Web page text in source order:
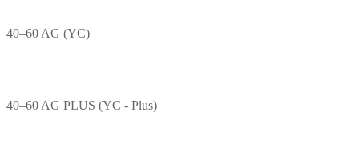
40–60 AG (YC)
40–60 AG PLUS (YC - Plus)